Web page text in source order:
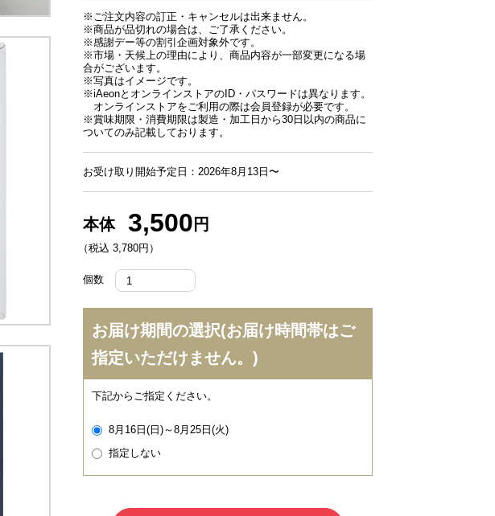
※ご注文内容の訂正・キャンセルは出来ません。
※商品が品切れの場合は、ご了承ください。
※感謝デー等の割引企画対象外です。
※市場・天候上の理由により、商品内容が一部変更になる場
合がございます。
※写真はイメージです。
※iAeonとオンラインストアのID・パスワードは異なります。
オンラインストアをご利用の際は会員登録が必要です。
※賞味期限・消費期限は製造・加工日から30日以内の商品に
ついてのみ記載しております。
お受け取り開始予定日：2026年8月13日〜
本体 3,500 円
（税込 3,780円）
個数
お届け期間の選択(お届け時間帯はご
指定いただけません。)
下記からご指定ください。
8月16日(日)～8月25日(火)
指定しない